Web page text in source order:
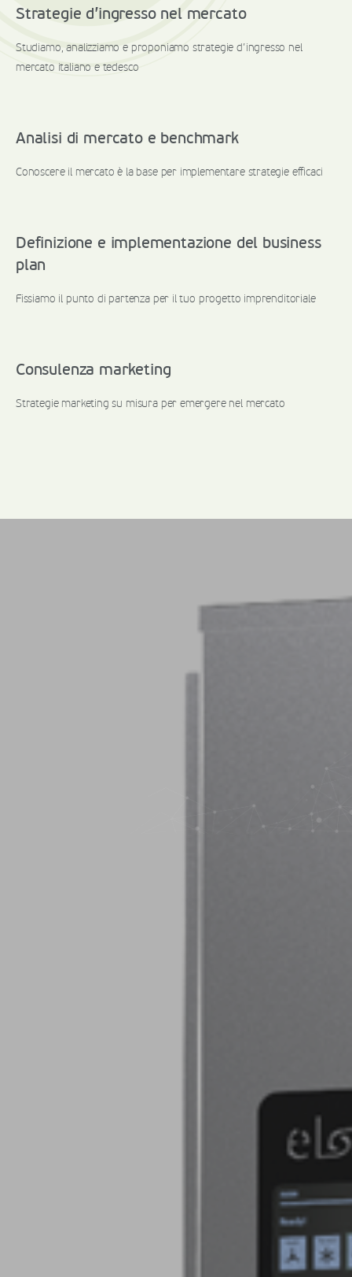
Strategie d’ingresso nel mercato
Studiamo, analizziamo e proponiamo strategie d’ingresso nel
mercato italiano e tedesco
Analisi di mercato e benchmark
Conoscere il mercato è la base per implementare strategie efficaci
Definizione e implementazione del business
plan
Fissiamo il punto di partenza per il tuo progetto imprenditoriale
Consulenza marketing
Strategie marketing su misura per emergere nel mercato